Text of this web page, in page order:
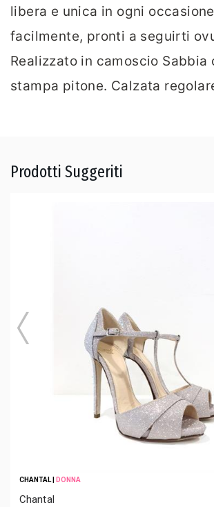
libera e unica in ogni
facilmente, pronti a seguirti
Realizzato in camoscio Sabbia
stampa pitone. Calzata
Prodotti Suggeriti
CHANTAL DONNA
Chantal